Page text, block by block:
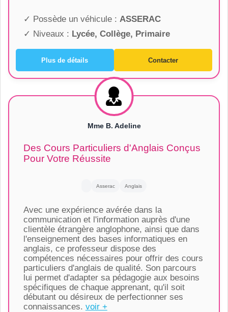
✓ Possède un véhicule : ASSERAC
✓ Niveaux : Lycée, Collège, Primaire
Plus de détails Contacter
Mme B. Adeline
Des Cours Particuliers d'Anglais Conçus
Pour Votre Réussite
Asserac Anglais
Avec une expérience avérée dans la
communication et l'information auprès d'une
clientèle étrangère anglophone, ainsi que dans
l'enseignement des bases informatiques en
anglais, ce professeur dispose des
compétences nécessaires pour offrir des cours
particuliers d'anglais de qualité. Son parcours
lui permet d'adapter sa pédagogie aux besoins
spécifiques de chaque apprenant, qu'il soit
débutant ou désireux de perfectionner ses
connaissances. voir +